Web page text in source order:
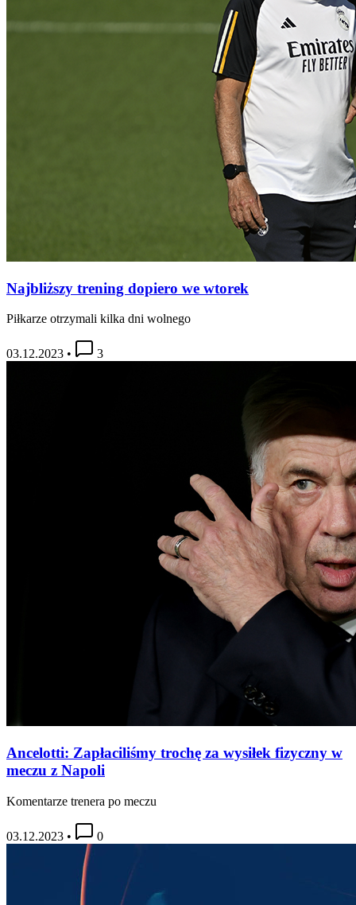
Najbliższy trening dopiero we wtorek
Piłkarze otrzymali kilka dni wolnego
03.12.2023 • 3
Ancelotti: Zapłaciliśmy trochę za wysiłek fizyczny w
meczu z Napoli
Komentarze trenera po meczu
03.12.2023 • 0